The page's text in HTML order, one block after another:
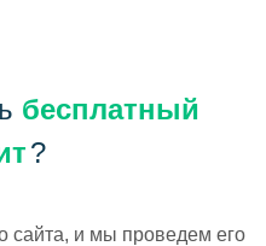
бесплатный
?
сайта, и мы проведем его